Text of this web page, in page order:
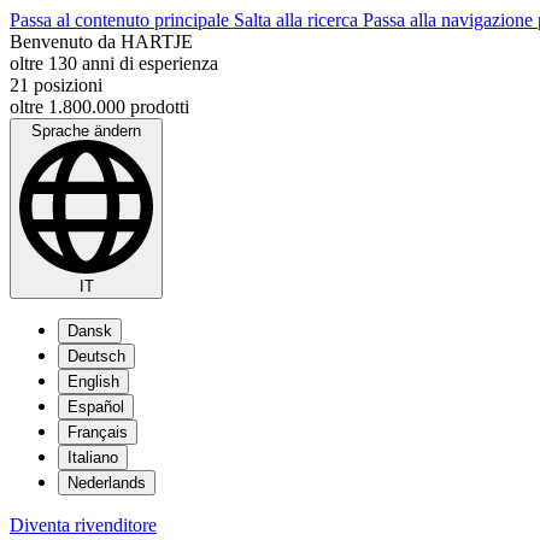
Passa al contenuto principale Salta alla ricerca Passa alla
Benvenuto da HARTJE
oltre 130 anni di esperienza
21 posizioni
oltre 1.800.000 prodotti
Sprache ändern
IT
Dansk
Deutsch
English
Español
Français
Italiano
Nederlands
Diventa rivenditore